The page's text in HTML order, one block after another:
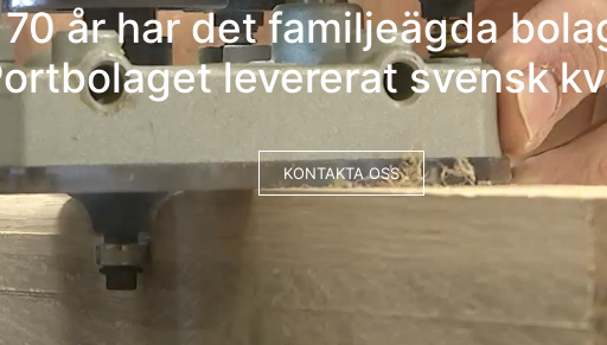
70 år har det familjeägda
levererat svensk
KONTAKTA OSS